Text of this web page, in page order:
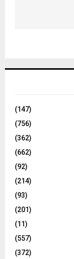
(147)
(756)
(362)
(662)
(92)
(214)
(93)
(201)
(11)
(557)
(372)